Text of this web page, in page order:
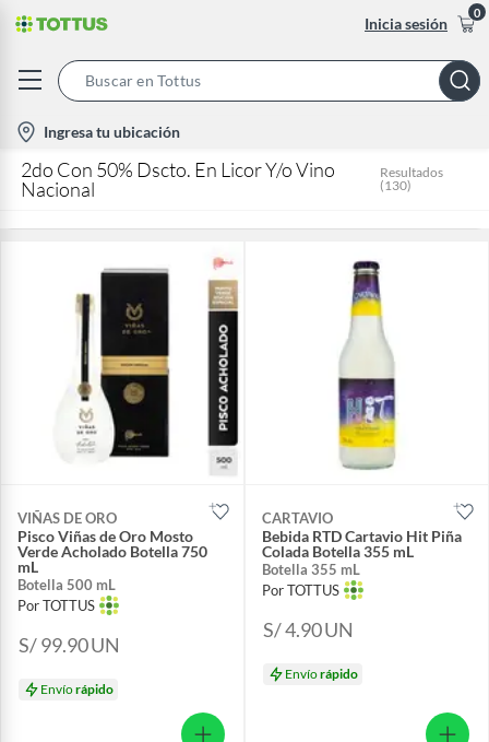
Inicia sesión
0
Bar
location-
icon
Ingresa tu ubicación
2do Con 50% Dscto. En Licor Y/o Vino
Nacional
Resultados
(130)
VIÑAS DE ORO
Pisco Viñas de Oro Mosto
Verde Acholado Botella 750
mL
Botella 500 mL
Por TOTTUS
S/ 99.90UN
Envíorápido
CARTAVIO
Bebida RTD Cartavio Hit Piña
Colada Botella 355 mL
Botella 355 mL
Por TOTTUS
S/ 4.90UN
Envíorápido